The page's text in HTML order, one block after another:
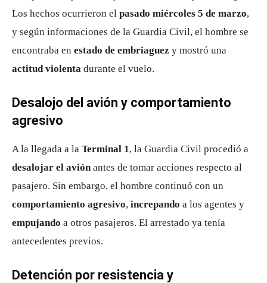
Los hechos ocurrieron el pasado miércoles 5 de marzo,
y según informaciones de la Guardia Civil, el hombre se
encontraba en estado de embriaguez y mostró una
actitud violenta durante el vuelo.
Desalojo del avión y comportamiento
agresivo
A la llegada a la Terminal 1, la Guardia Civil procedió a
desalojar el aviónantes de tomar acciones respecto al
pasajero. Sin embargo, el hombre continuó con un
comportamiento agresivo, increpando a los agentes y
empujando a otros pasajeros. El arrestado ya tenía
antecedentes previos.
Detención por resistencia y